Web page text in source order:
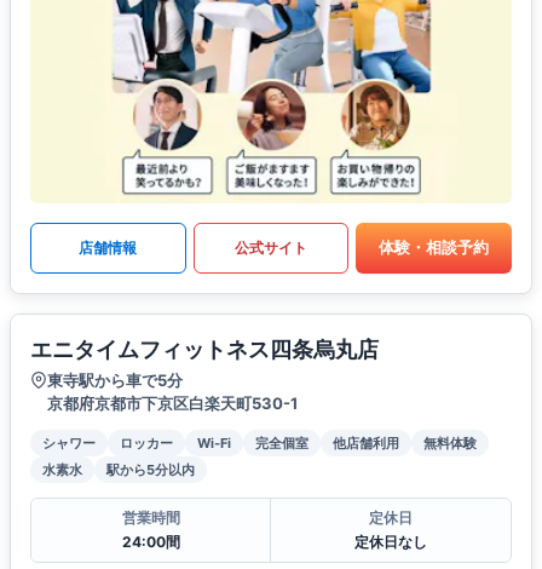
店舗情報 公式サイト 体験・相談予約
エニタイムフィットネス四条烏丸店
東寺駅から車で5分
京都府京都市下京区白楽天町530-1
シャワー ロッカー Wi-Fi 完全個室 他店舗利用
無料体験
水素水
駅から5分以内
営業時間
24:00間
定休日
定休日なし